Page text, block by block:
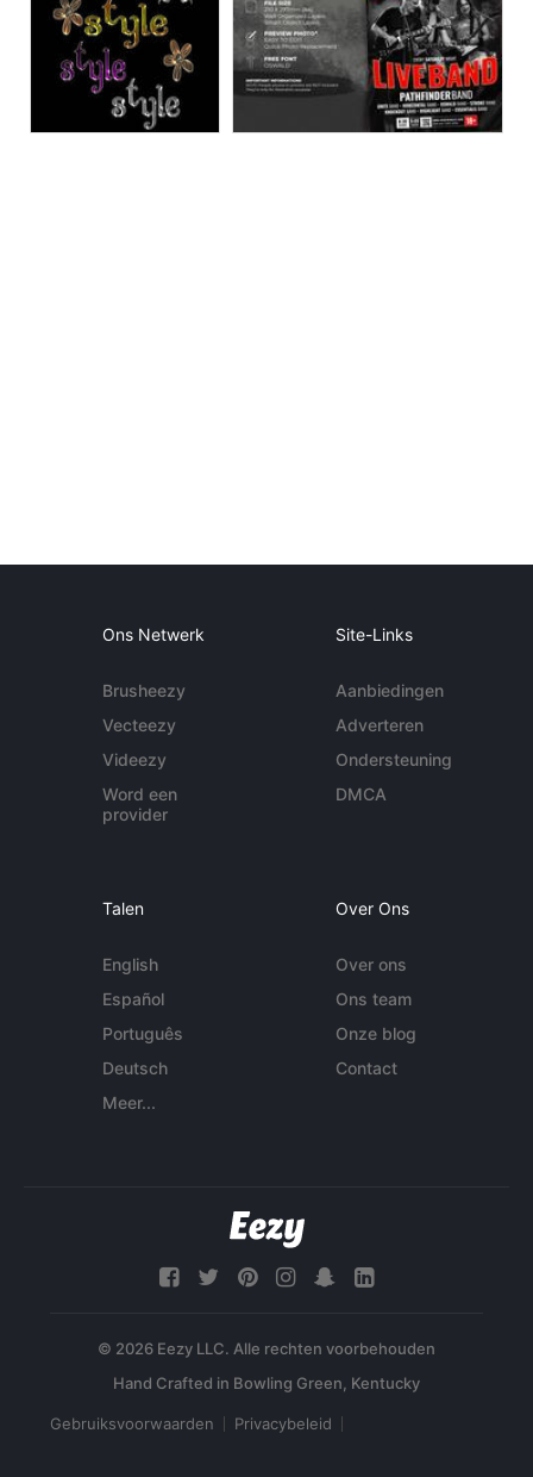
Ons Netwerk
Brusheezy
Vecteezy
Videezy
Word een
provider
Site-Links
Aanbiedingen
Adverteren
Ondersteuning
DMCA
Talen
English
Español
Português
Deutsch
Meer...
Over Ons
Over ons
Ons team
Onze blog
Contact
© 2026 Eezy LLC. Alle rechten voorbehouden
Gebruiksvoorwaarden Privacybeleid